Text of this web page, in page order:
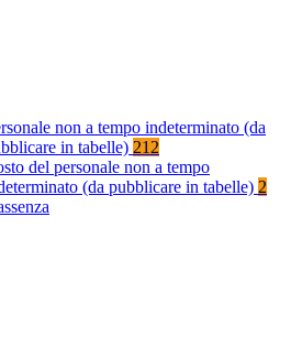
non a tempo indeterminato (da
in tabelle) 212
del personale non a tempo
(da pubblicare in tabelle) 2